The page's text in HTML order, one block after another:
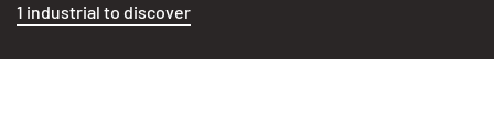
1 industrial to discover